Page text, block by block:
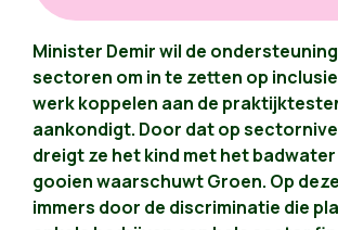
Minister Demir wil de
sectoren om in te zetten op
werk koppelen aan de
aankondigt. Door dat op
dreigt ze het kind met het
gooien waarschuwt Groen. Op
immers door de discriminatie die